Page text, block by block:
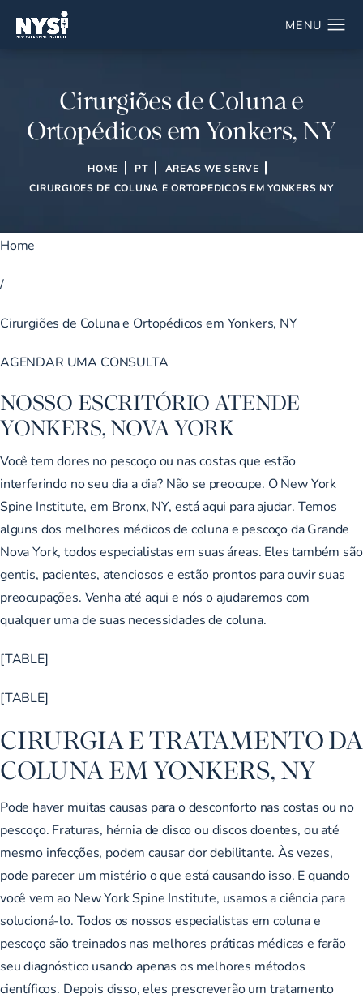
Cirurgiões de Coluna e
Ortopédicos em Yonkers, NY
HOME PT
AREAS WE SERVE
CIRURGIOES DE COLUNA E ORTOPEDICOS EM YONKERS NY
Home
/
Cirurgiões de Coluna e Ortopédicos em Yonkers, NY
AGENDAR UMA CONSULTA
NOSSO ESCRITÓRIO ATENDE
YONKERS, NOVA YORK
Você tem dores no pescoço ou nas costas que estão
interferindo no seu dia a dia? Não se preocupe. O New York
Spine Institute, em Bronx, NY, está aqui para ajudar. Temos
alguns dos melhores médicos de coluna e pescoço da Grande
Nova York, todos especialistas em suas áreas. Eles também são
gentis, pacientes, atenciosos e estão prontos para ouvir suas
preocupações. Venha até aqui e nós o ajudaremos com
qualquer uma de suas necessidades de coluna.
[TABLE]
[TABLE]
CIRURGIA E TRATAMENTO DA
COLUNA EM YONKERS, NY
Pode haver muitas causas para o desconforto nas costas ou no
pescoço. Fraturas, hérnia de disco ou discos doentes, ou até
mesmo infecções, podem causar dor debilitante. Às vezes,
pode parecer um mistério o que está causando isso. E quando
você vem ao New York Spine Institute, usamos a ciência para
solucioná-lo. Todos os nossos especialistas em coluna e
pescoço são treinados nas melhores práticas médicas e farão
seu diagnóstico usando apenas os melhores métodos
científicos. Depois disso, eles prescreverão um tratamento